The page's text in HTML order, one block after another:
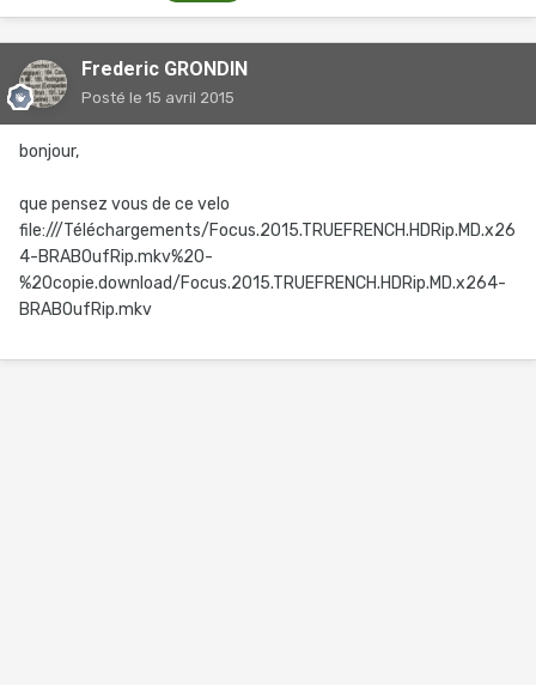
Frederic GRONDIN
Posté le 15 avril 2015
bonjour,
que pensez vous de ce velo
file:///Téléchargements/Focus.2015.TRUEFRENCH.HDRip.MD.x26
4-BRABOufRip.mkv%20-
%20copie.download/Focus.2015.TRUEFRENCH.HDRip.MD.x264-
BRABOufRip.mkv